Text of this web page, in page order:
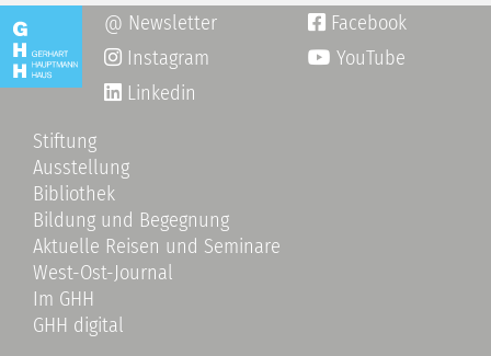
@ Newsletter  Facebook
Instagram
YouTube
Linkedin
Stiftung
Ausstellung
Bibliothek
Bildung und Begegnung
Aktuelle Reisen und Seminare
West-Ost-Journal
Im GHH
GHH digital